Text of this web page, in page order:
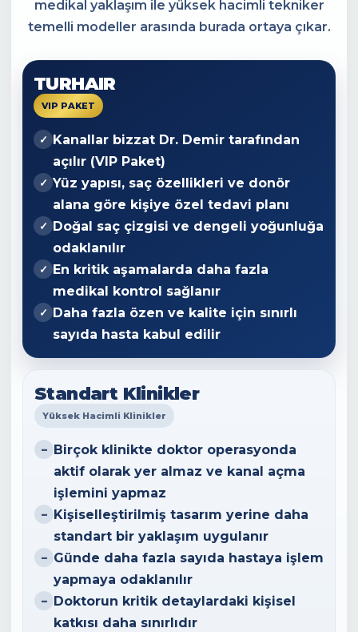
medikal yaklaşım ile yüksek hacimli tekniker
temelli modeller arasında burada ortaya çıkar.
TURHAIR
VIP PAKET
✓ Kanallar bizzat Dr. Demir tarafından
açılır (VIP Paket)
✓ Yüz yapısı, saç özellikleri ve donör
alana göre kişiye özel tedavi planı
✓ Doğal saç çizgisi ve dengeli yoğunluğa
odaklanılır
✓ En kritik aşamalarda daha fazla
medikal kontrol sağlanır
✓ Daha fazla özen ve kalite için sınırlı
sayıda hasta kabul edilir
Standart Klinikler
Yüksek Hacimli Klinikler
– Birçok klinikte doktor operasyonda
aktif olarak yer almaz ve kanal açma
işlemini yapmaz
– Kişiselleştirilmiş tasarım yerine daha
standart bir yaklaşım uygulanır
– Günde daha fazla sayıda hastaya işlem
yapmaya odaklanılır
– Doktorun kritik detaylardaki kişisel
katkısı daha sınırlıdır